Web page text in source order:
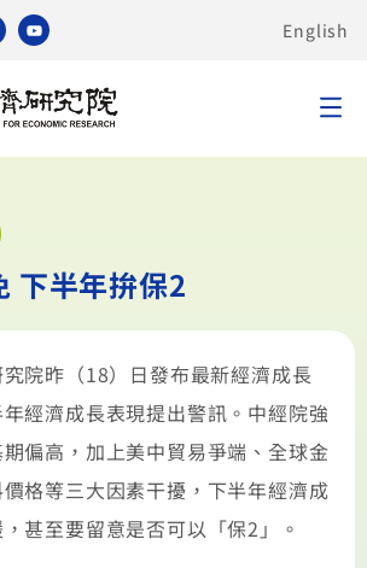
English
下半年拚保2
昨（18）日發布最新經濟成長
經濟成長表現提出警訊。中經院強
偏高，加上美中貿易爭端、全球金
格等三大因素干擾，下半年經濟成
甚至要留意是否可以「保2」。